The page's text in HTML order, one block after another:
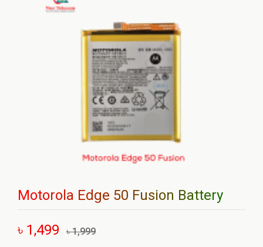
Motorola Edge 50 Fusion Battery
৳ 1,499 ৳ 1,999